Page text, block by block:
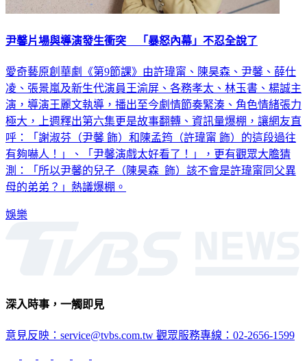
尹馨片場與導演發生衝突 「暴怒內幕」不忍全說了
愛奇藝原創華劇《第9節課》由許瑋甯、陳昊森、尹馨、薛仕
凌、張景嵐及新生代演員王渝屏、各務孝太、林玉書、楊誠主
演，導演王麗文執導，播出至今劇情節奏緊湊、角色情緒張力
極大，上週釋出第六集更是故事翻轉、資訊量爆棚，讓網友直
呼：「謝淑芬（尹馨 飾）和陳孟筠（許瑋甯 飾）的這段過往
有夠嚇人！」、「尹馨演戲太好看了！」，更有觀眾大膽猜
測：「所以尹馨的兒子（陳昊森 飾）該不會是許瑋甯同父異
母的弟弟？」熱議爆棚。
娛樂
深入時事，一觸即見
意見反映：service@tvbs.com.tw 觀眾服務專線：02-2656-1599